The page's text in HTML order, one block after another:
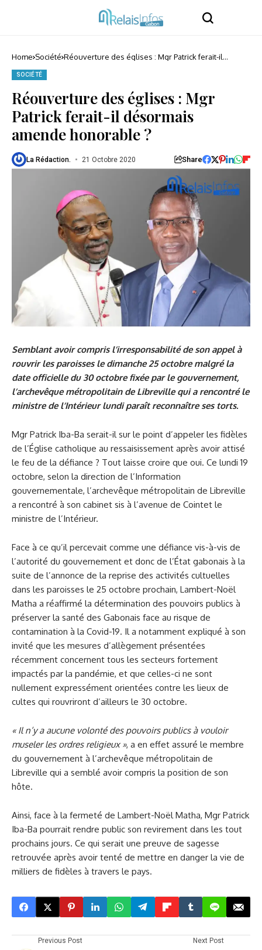
Home Société Réouverture des églises : Mgr Patrick ferait-il
SOCIÉTÉ
Réouverture des églises : Mgr
Patrick ferait-il désormais
amende honorable ?
La Rédaction. 21 Octobre 2020 Share
Semblant avoir compris l’irresponsabilité de son appel à
rouvrir les paroisses le dimanche 25 octobre malgré la
date officielle du 30 octobre fixée par le gouvernement,
l’archevêque métropolitain de Libreville qui a rencontré le
ministre de l’Intérieur lundi paraît reconnaître ses torts.
Mgr Patrick Iba-Ba serait-il sur le point d’appeler les fidèles
de l’Église catholique au ressaisissement après avoir attisé
le feu de la défiance ? Tout laisse croire que oui. Ce lundi 19
octobre, selon la direction de l’Information
gouvernementale, l’archevêque métropolitain de Libreville
a rencontré à son cabinet sis à l’avenue de Cointet le
ministre de l’Intérieur.
Face à ce qu’il percevait comme une défiance vis-à-vis de
l’autorité du gouvernement et donc de l’État gabonais à la
suite de l’annonce de la reprise des activités cultuelles
dans les paroisses le 25 octobre prochain, Lambert-Noël
Matha a réaffirmé la détermination des pouvoirs publics à
préserver la santé des Gabonais face au risque de
contamination à la Covid-19. Il a notamment expliqué à son
invité que les mesures d’allègement présentées
récemment concernent tous les secteurs fortement
impactés par la pandémie, et que celles-ci ne sont
nullement expressément orientées contre les lieux de
cultes qui rouvriront d’ailleurs le 30 octobre.
« Il n’y a aucune volonté des pouvoirs publics à vouloir
museler les ordres religieux », a en effet assuré le membre
du gouvernement à l’archevêque métropolitain de
Libreville qui a semblé avoir compris la position de son
hôte.
Ainsi, face à la fermeté de Lambert-Noël Matha, Mgr Patrick
Iba-Ba pourrait rendre public son revirement dans les tout
prochains jours. Ce qui serait une preuve de sagesse
retrouvée après avoir tenté de mettre en danger la vie de
milliers de fidèles à travers le pays.
Previous Post Next Post